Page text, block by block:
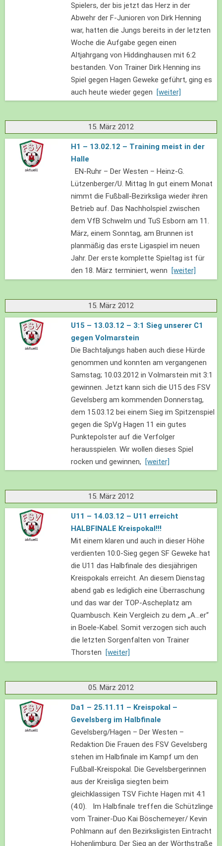
Spielers, der bis jetzt das Herz in der
Abwehr der F-Junioren von Dirk Henning
war, hatten die Jungs bereits in der letzten
Woche die Aufgabe gegen einen
Altjahrgang von Hiddinghausen mit 6:2
bestanden. Von Trainer Dirk Henning ins
Spiel gegen Hagen Geweke geführt, ging es
auch heute wieder gegen
[weiter]
15. März 2012
H1 – 13.02.12 – Training meist in der
Halle
EN-Ruhr – Der Westen – Heinz-G.
Lützenberger/U. Mittag In gut einem Monat
nimmt die Fußball-Bezirksliga wieder ihren
Betrieb auf. Das Nachholspiel zwischen
dem VfB Schwelm und TuS Esborn am 11.
März, einem Sonntag, am Brunnen ist
planmäßig das erste Ligaspiel im neuen
Jahr. Der erste komplette Spieltag ist für
den 18. März terminiert, wenn
[weiter]
15. März 2012
U15 – 13.03.12 – 3:1 Sieg unserer C1
gegen Volmarstein
Die Bachtaljungs haben auch diese Hürde
genommen und konnten am vergangenen
Samstag; 10.03.2012 in Volmarstein mit 3:1
gewinnen. Jetzt kann sich die U15 des FSV
Gevelsberg am kommenden Donnerstag,
dem 15.03.12 bei einem Sieg im Spitzenspiel
gegen die SpVg Hagen 11 ein gutes
Punktepolster auf die Verfolger
herausspielen. Wir wollen dieses Spiel
rocken und gewinnen,
[weiter]
15. März 2012
U11 – 14.03.12 – U11 erreicht
HALBFINALE Kreispokal!!!
Mit einem klaren und auch in dieser Höhe
verdienten 10:0-Sieg gegen SF Geweke hat
die U11 das Halbfinale des diesjährigen
Kreispokals erreicht. An diesem Dienstag
abend gab es lediglich eine Überraschung
und das war der TOP-Ascheplatz am
Quambusch. Kein Vergleich zu dem „A…er“
in Boele-Kabel. Somit verzogen sich auch
die letzten Sorgenfalten von Trainer
Thorsten
[weiter]
05. März 2012
Da1 – 25.11.11 – Kreispokal –
Gevelsberg im Halbfinale
Gevelsberg/Hagen – Der Westen –
Redaktion Die Frauen des FSV Gevelsberg
stehen im Halbfinale im Kampf um den
Fußball-Kreispokal. Die Gevelsbergerinnen
aus der Kreisliga siegten beim
gleichklassigen TSV Fichte Hagen mit 4:1
(4:0). Im Halbfinale treffen die Schützlinge
vom Trainer-Duo Kai Böschemeyer/ Kevin
Pohlmann auf den Bezirksligisten Eintracht
Hohenlimburg. Der Sieg an der Wörthstraße